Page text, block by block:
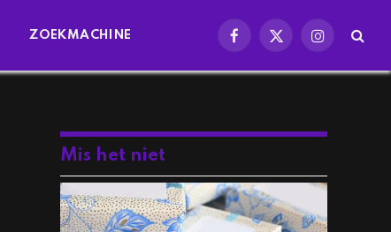
ZOEKMACHINE
Facebook
X
Instagram
Mis het niet